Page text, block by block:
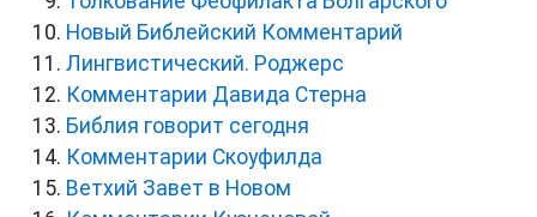
Новый Библейский Комментарий
Лингвистический. Роджерс
Комментарии Давида Стерна
Библия говорит сегодня
Комментарии Скоуфилда
Ветхий Завет в Новом